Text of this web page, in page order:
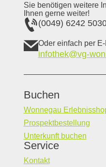
Sie benötigen weitere
Ihnen gerne weiter!
(0049) 6242
Oder einfach per E-
infothek@vg-
Buchen
Wonnegau
Prospektbestellung
Unterkunft buchen
Service
Kontakt